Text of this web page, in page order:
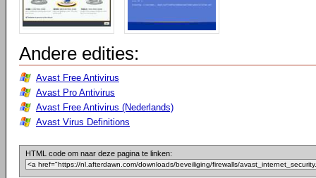
Andere edities:
Avast Free Antivirus
Avast Pro Antivirus
Avast Free Antivirus (Nederlands)
Avast Virus Definitions
HTML code om naar deze pagina te linken: